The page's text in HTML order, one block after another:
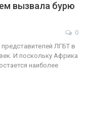
вызвала бурю
0
ЛГБТ в
И поскольку Африка
наиболее